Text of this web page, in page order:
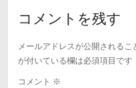
コメントを残す
メールアドレスが公開されるこ
が付いている欄は必須項目です
コメント ※